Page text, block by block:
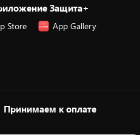
Защита+
Store App Gallery
Принимаем к оплате